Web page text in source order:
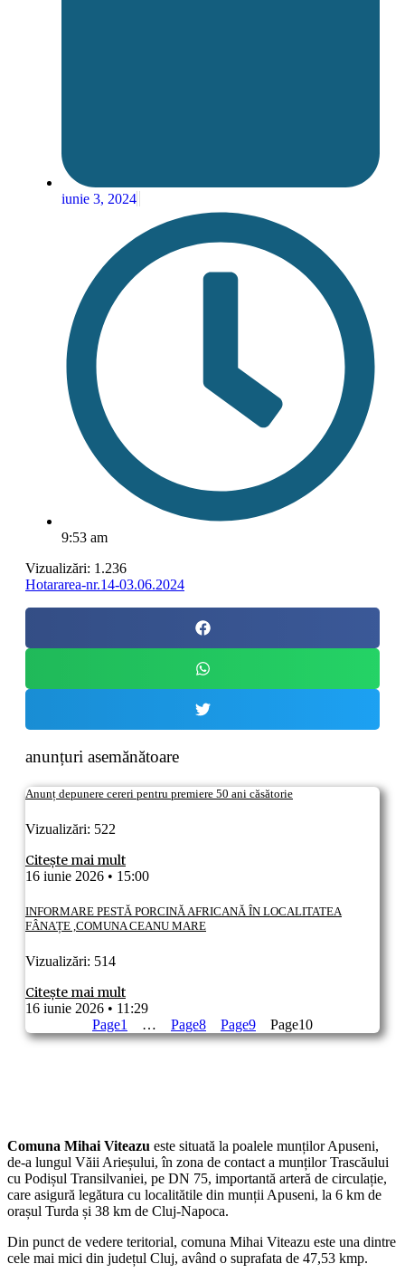
iunie 3, 2024
9:53 am
Vizualizări: 1.236
Hotararea-nr.14-03.06.2024
anunțuri asemănătoare
Anunț depunere cereri pentru premiere 50 ani căsătorie
Vizualizări: 522
Citește mai mult
16 iunie 2026 15:00
INFORMARE PESTĂ PORCINĂ AFRICANĂ ÎN LOCALITATEA
FÂNAȚE ,COMUNA CEANU MARE
Vizualizări: 514
Citește mai mult
16 iunie 2026
11:29
Page1 … Page8 Page9 Page10
Comuna Mihai Viteazu este situată la poalele munților Apuseni,
de-a lungul Văii Arieșului, în zona de contact a munților Trascăului
cu Podișul Transilvaniei, pe DN 75, importantă arteră de circulație,
care asigură legătura cu localitătile din munții Apuseni, la 6 km de
orașul Turda și 38 km de Cluj-Napoca.
Din punct de vedere teritorial, comuna Mihai Viteazu este una dintre
cele mai mici din județul Cluj, având o suprafata de 47,53 kmp.